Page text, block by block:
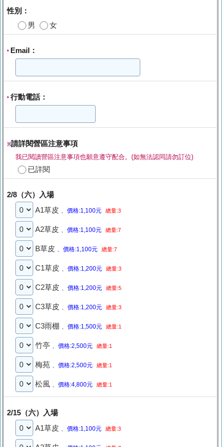
性別：
男
女
* Email：
* 行動電話：
※請詳閱營區注意事項
我已閱讀營區注意事項也願意遵守配合。(如無法認同請勿訂位)
已詳閱
2/8（六）入場
A1草皮 、價格:1,100元 總量:3
A2草皮 、價格:1,100元 總量:7
B草皮 、價格:1,100元 總量:7
C1草皮 、價格:1,200元 總量:3
C2草皮 、價格:1,200元 總量:5
C3草皮 、價格:1,200元 總量:3
C3雨棚 、價格:1,500元 總量:1
竹亭 、價格:2,500元 總量:1
梅苑 、價格:2,500元 總量:1
松風 、價格:4,800元 總量:1
2/15（六）入場
A1草皮 、價格:1,100元 總量:3